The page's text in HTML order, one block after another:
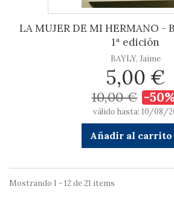
LA MUJER DE MI HERMANO -
1ª edición
BAYLY, Jaime
5,00 €
10,00 € -
válido hasta: 10/08/
Añadir al carrito
Mostrando 1 - 12 de 21 items